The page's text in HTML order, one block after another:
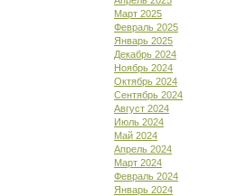
Март 2025
Февраль 2025
Январь 2025
Декабрь 2024
Ноябрь 2024
Октябрь 2024
Сентябрь 2024
Август 2024
Июль 2024
Май 2024
Апрель 2024
Март 2024
Февраль 2024
Январь 2024